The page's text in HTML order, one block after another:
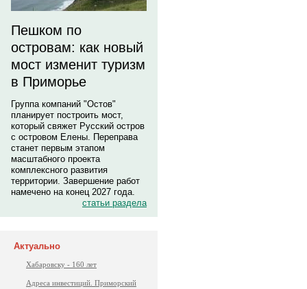
Пешком по
островам: как новый
мост изменит туризм
в Приморье
Группа компаний "Остов"
планирует построить мост,
который свяжет Русский остров
с островом Елены. Переправа
станет первым этапом
масштабного проекта
комплексного развития
территории. Завершение работ
намечено на конец 2027 года.
статьи раздела
Актуально
Хабаровску - 160 лет
Адреса инвестиций. Приморский